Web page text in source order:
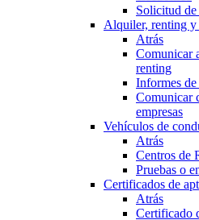
Solicitud de
Alquiler, renting y
Atrás
Comunicar
renting
Informes
Comunicar
empresas
Vehículos de
Atrás
Centros de
Pruebas o
Certificados de
Atrás
Certificado